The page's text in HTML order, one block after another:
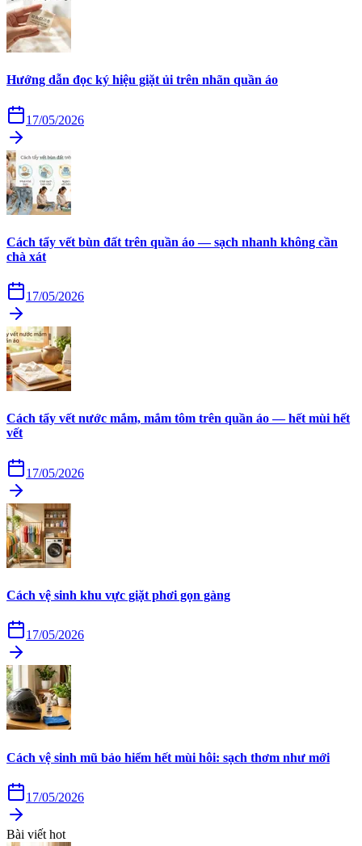
Hướng dẫn đọc ký hiệu giặt ủi trên nhãn quần áo
17/05/2026
Cách tẩy vết bùn đất trên quần áo — sạch nhanh không cần
chà xát
17/05/2026
Cách tẩy vết nước mắm, mắm tôm trên quần áo — hết mùi hết
vết
17/05/2026
Cách vệ sinh khu vực giặt phơi gọn gàng
17/05/2026
Cách vệ sinh mũ bảo hiểm hết mùi hôi: sạch thơm như mới
17/05/2026
Bài viết hot